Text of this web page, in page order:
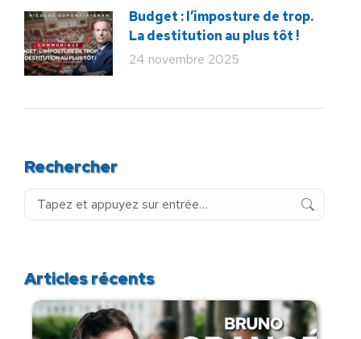
Budget : l’imposture de trop.
La destitution au plus tôt !
24 novembre 2025
Rechercher
Recherche
Articles récents